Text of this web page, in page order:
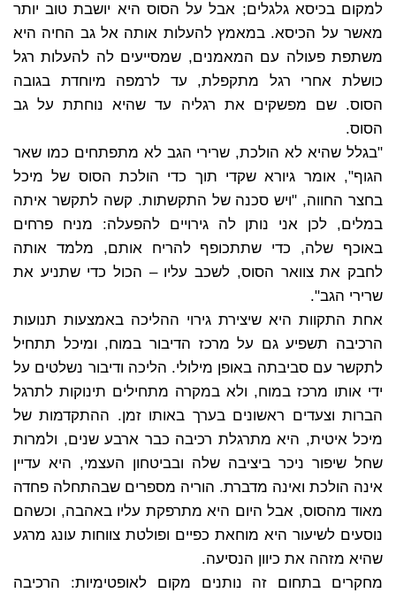
למקום בכיסא גלגלים; אבל על הסוס היא יושבת טוב יותר
מאשר על הכיסא. במאמץ להעלות אותה אל גב החיה היא
משתפת פעולה עם המאמנים, שמסייעים לה להעלות רגל
כושלת אחרי רגל מתקפלת, עד לרמפה מיוחדת בגובה
הסוס. שם מפשקים את רגליה עד שהיא נוחתת על גב
הסוס.
"בגלל שהיא לא הולכת, שרירי הגב לא מתפתחים כמו שאר
הגוף", אומר גיורא שקדי תוך כדי הולכת הסוס של מיכל
בחצר החווה, "ויש סכנה של התקשתות. קשה לתקשר איתה
במלים, לכן אני נותן לה גירויים להפעלה: מניח פרחים
באוכף שלה, כדי שתתכופף להריח אותם, מלמד אותה
לחבק את צוואר הסוס, לשכב עליו – הכול כדי שתניע את
שרירי הגב".
אחת התקוות היא שיצירת גירוי ההליכה באמצעות תנועות
הרכיבה תשפיע גם על מרכז הדיבור במוח, ומיכל תתחיל
לתקשר עם סביבתה באופן מילולי. הליכה ודיבור נשלטים על
ידי אותו מרכז במוח, ולא במקרה מתחילים תינוקות לתרגל
הברות וצעדים ראשונים בערך באותו זמן. ההתקדמות של
מיכל איטית, היא מתרגלת רכיבה כבר ארבע שנים, ולמרות
שחל שיפור ניכר ביציבה שלה ובביטחון העצמי, היא עדיין
אינה הולכת ואינה מדברת. הוריה מספרים שבהתחלה פחדה
מאוד מהסוס, אבל היום היא מתרפקת עליו באהבה, וכשהם
נוסעים לשיעור היא מוחאת כפיים ופולטת צווחות עונג מרגע
שהיא מזהה את כיוון הנסיעה.
מחקרים בתחום זה נותנים מקום לאופטימיות: הרכיבה